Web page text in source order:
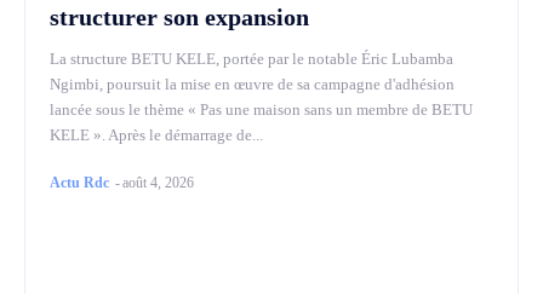
structurer son expansion
La structure BETU KELE, portée par le notable Éric Lubamba
Ngimbi, poursuit la mise en œuvre de sa campagne d'adhésion
lancée sous le thème « Pas une maison sans un membre de BETU
KELE ». Après le démarrage de...
Actu Rdc -août 4, 2026